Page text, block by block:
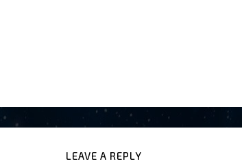
LEAVE A REPLY